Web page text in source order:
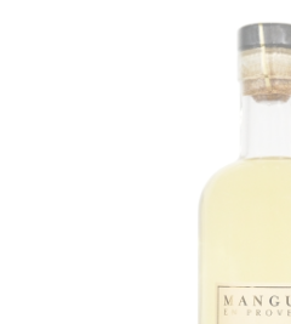
Chargement du panier...